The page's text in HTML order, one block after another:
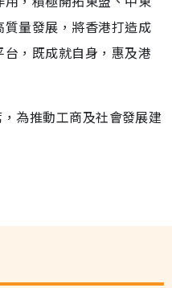
量發展，將香港打造成
台，既成就自身，惠及港
為推動工商及社會發展建